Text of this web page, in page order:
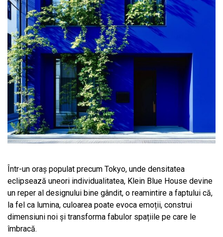
Într-un oraș populat precum Tokyo, unde densitatea
eclipsează uneori individualitatea, Klein Blue House devine
un reper al designului bine gândit, o reamintire a faptului că,
la fel ca lumina, culoarea poate evoca emoții, construi
dimensiuni noi și transforma fabulor spațiile pe care le
îmbracă.